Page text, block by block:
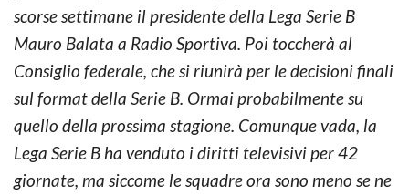
scorse settimane il presidente della Lega Serie B
Mauro Balata a Radio Sportiva. Poi toccherà al
Consiglio federale, che si riunirà per le decisioni finali
sul format della Serie B. Ormai probabilmente su
quello della prossima stagione. Comunque vada, la
Lega Serie B ha venduto i diritti televisivi per 42
giornate, ma siccome le squadre ora sono meno se ne